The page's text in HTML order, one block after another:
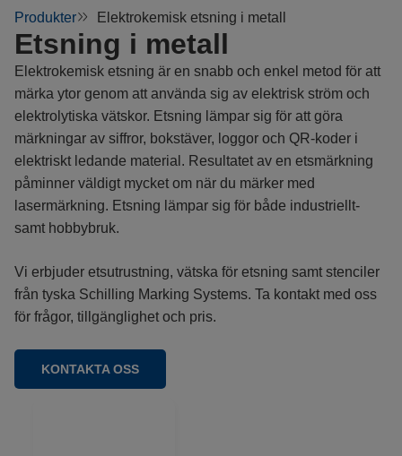
Produkter Elektrokemisk etsning i metall
Etsning i metall
Elektrokemisk etsning är en snabb och enkel metod för att
märka ytor genom att använda sig av elektrisk ström och
elektrolytiska vätskor. Etsning lämpar sig för att göra
märkningar av siffror, bokstäver, loggor och QR-koder i
elektriskt ledande material. Resultatet av en etsmärkning
påminner väldigt mycket om när du märker med
lasermärkning. Etsning lämpar sig för både industriellt-
samt hobbybruk.
Vi erbjuder etsutrustning, vätska för etsning samt stenciler
från tyska Schilling Marking Systems. Ta kontakt med oss
för frågor, tillgänglighet och pris.
KONTAKTA OSS